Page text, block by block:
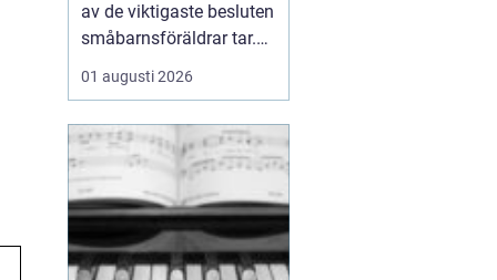
av de viktigaste besluten
småbarnsföräldrar tar.
Omsorg, trygghet,
pedagogik och praktisk
fungera tillsammans,
gärna under många år. I
Nacka finns ett brett
utbud av förskolor, både
kommunala och
01 augusti 2026